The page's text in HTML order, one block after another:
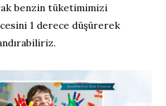
benzin tüketimimizi
1 derece düşürerek